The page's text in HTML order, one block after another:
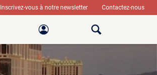
Inscrivez-vous à notre newsletter Contactez-nous